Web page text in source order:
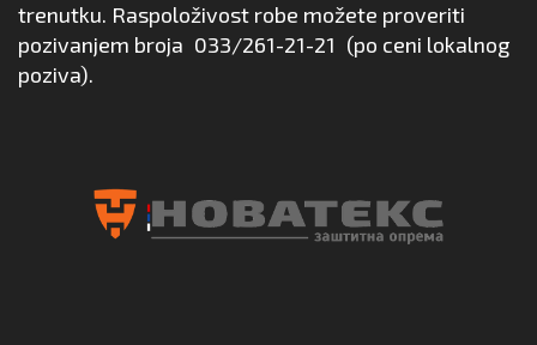
trenutku. Raspoloživost robe možete proveriti
pozivanjem broja 033/261-21-21 (po ceni lokalnog
poziva).